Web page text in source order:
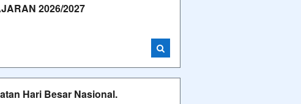
2026/2027
Hari Besar Nasional.